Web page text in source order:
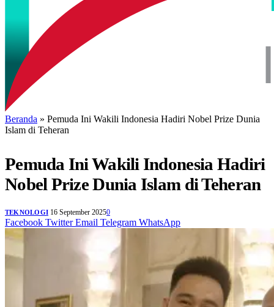
Beranda » Pemuda Ini Wakili Indonesia Hadiri Nobel Prize Dunia
Islam di Teheran
Pemuda Ini Wakili Indonesia Hadiri
Nobel Prize Dunia Islam di Teheran
TEKNOLOGI 16 September 20250
Facebook Twitter Email Telegram WhatsApp